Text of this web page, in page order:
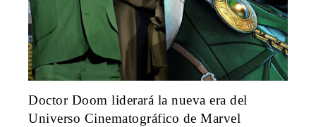
Doctor Doom liderará la nueva era del
Universo Cinematográfico de Marvel